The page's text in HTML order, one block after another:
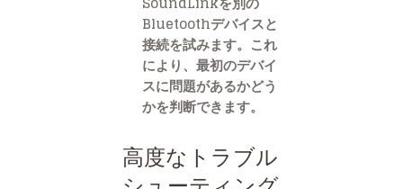
Bluetoothデバイスと
接続を試みます。これ
により、最初のデバイ
スに問題があるかどう
かを判断できます。
高度なトラブル